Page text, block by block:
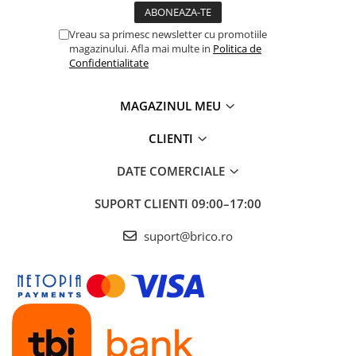
Jucarii si accesorii
Mobila copii
Organizatoare sertar si dulap
Gradina & balcon
Unelte motorizate
Vreau sa primesc newsletter cu promotiile
magazinului. Afla mai multe in Politica de
Confidentialitate
MAGAZINUL MEU
CLIENTI
DATE COMERCIALE
SUPORT CLIENTI 09:00–17:00
suport@brico.ro